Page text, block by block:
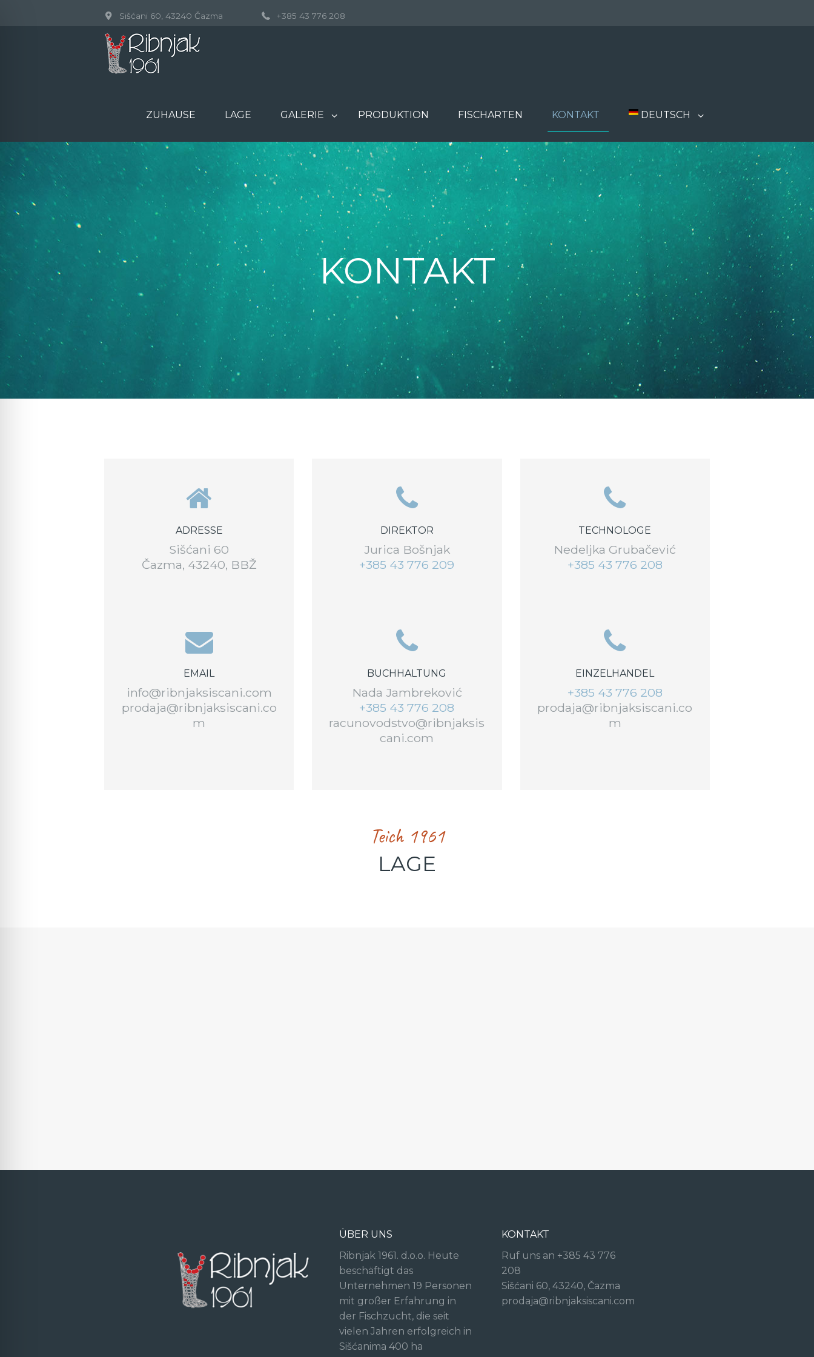
Sišćani 60, 43240 Čazma +385 43 776 208
ZUHAUSE LAGE GALERIE PRODUKTION FISCHARTEN KONTAKT DEUTSCH
KONTAKT
ADRESSE
Sišćani 60
Čazma, 43240, BBŽ
DIREKTOR
Jurica Bošnjak
+385 43 776 209
TECHNOLOGE
Nedeljka Grubačević
+385 43 776 208
EMAIL
info@ribnjaksiscani.com
prodaja@ribnjaksiscani.co
m
BUCHHALTUNG
Nada Jambreković
+385 43 776 208
racunovodstvo@ribnjaksis
cani.com
EINZELHANDEL
+385 43 776 208
prodaja@ribnjaksiscani.co
m
Teich 1961
LAGE
ÜBER UNS
Ribnjak 1961. d.o.o. Heute
beschäftigt das
Unternehmen 19 Personen
mit großer Erfahrung in
der Fischzucht, die seit
vielen Jahren erfolgreich in
Sišćanima 400 ha
KONTAKT
Ruf uns an +385 43 776
208
Sišćani 60, 43240, Čazma
prodaja@ribnjaksiscani.com